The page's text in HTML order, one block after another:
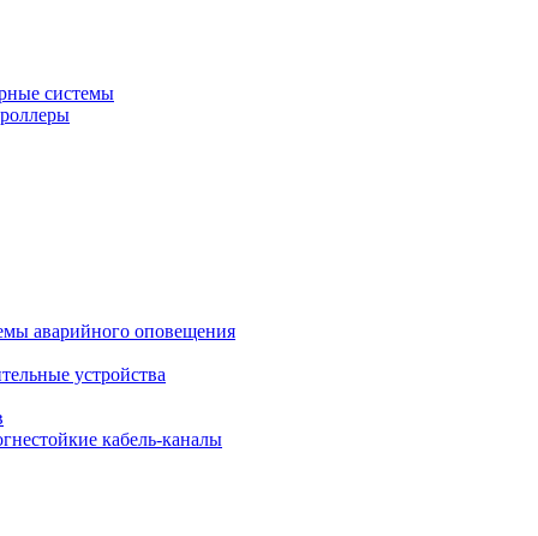
системы
аварийного оповещения
устройства
кабель-каналы